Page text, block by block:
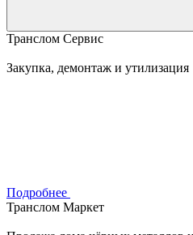
Транслом Сервис
Закупка, демонтаж и утилизация
Подробнее
Транслом Маркет